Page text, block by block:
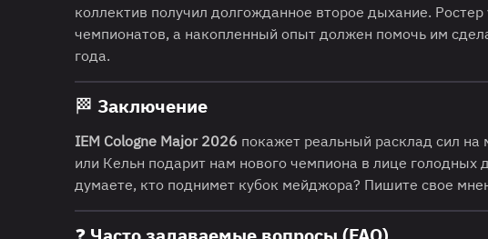
коллектив получил долгожданное второе дыхание.
чемпионатов, а накопленный опыт должен помочь им
года.
🏁 Заключение
IEM Cologne Major 2026 покажет реальный расклад сил
или Кельн подарит нам нового чемпиона в лице голодных
думаете, кто поднимет кубок мейджора? Пишите свое